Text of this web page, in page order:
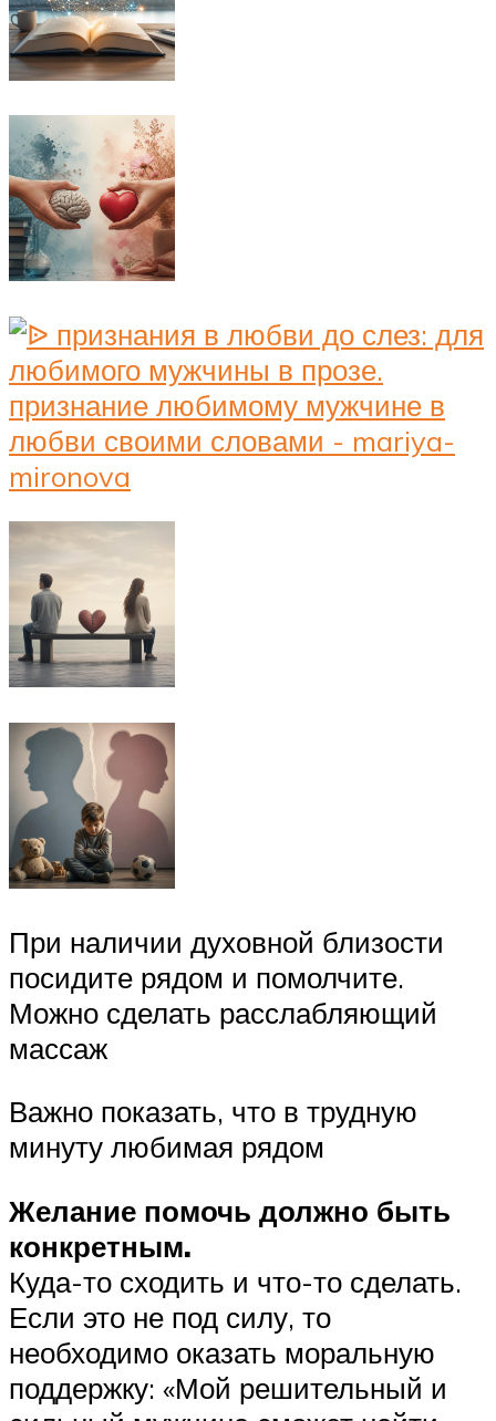
При наличии духовной близости
посидите рядом и помолчите.
Можно сделать расслабляющий
массаж
Важно показать, что в трудную
минуту любимая рядом
Желание помочь должно быть
конкретным.
Куда-то сходить и что-то сделать.
Если это не под силу, то
необходимо оказать моральную
поддержку: «Мой решительный и